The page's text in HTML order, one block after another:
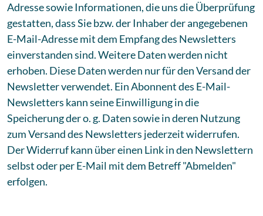
Adresse sowie Informationen, die uns die Überprüfung
gestatten, dass Sie bzw. der Inhaber der angegebenen
E-Mail-Adresse mit dem Empfang des Newsletters
einverstanden sind. Weitere Daten werden nicht
erhoben. Diese Daten werden nur für den Versand der
Newsletter verwendet. Ein Abonnent des E-Mail-
Newsletters kann seine Einwilligung in die
Speicherung der o. g. Daten sowie in deren Nutzung
zum Versand des Newsletters jederzeit widerrufen.
Der Widerruf kann über einen Link in den Newslettern
selbst oder per E-Mail mit dem Betreff "Abmelden"
erfolgen.